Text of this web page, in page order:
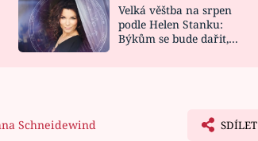
NOVINKY
VIDEORECEPTY
Velká věštba na srpen
podle Helen Stanku:
Býkům se bude dařit,
Schneidewind SDÍLET